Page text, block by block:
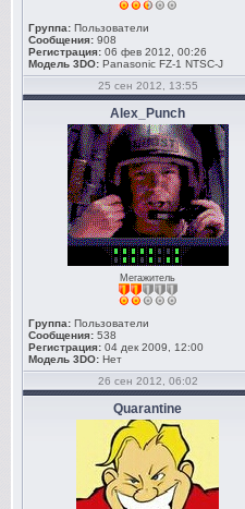
Группа: Пользователи
Сообщения: 908
Регистрация: 06 фев 2012, 00:26
Модель 3DO: Panasonic FZ-1 NTSC-J
25 сен 2012, 13:55
Alex_Punch
Мегажитель
Группа: Пользователи
Сообщения: 538
Регистрация: 04 дек 2009, 12:00
Модель 3DO: Нет
26 сен 2012, 06:02
Quarantine